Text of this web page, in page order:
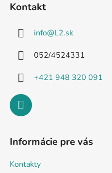
Kontakt
info@L2.sk
052/4524331
+421 948 320 091
Informácie pre vás
Kontakty